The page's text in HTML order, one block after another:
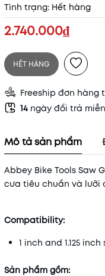
Tình trạng: Hết hàng
2.740.000₫
HẾT HÀNG
Freeship đơn hàng
14 ngày đổi trả
Mô tả sản phẩm
Abbey Bike Tools Saw
cưa tiêu chuẩn và lưỡi
Compatibility:
1 inch and 1.125
Sản phẩm gồm: